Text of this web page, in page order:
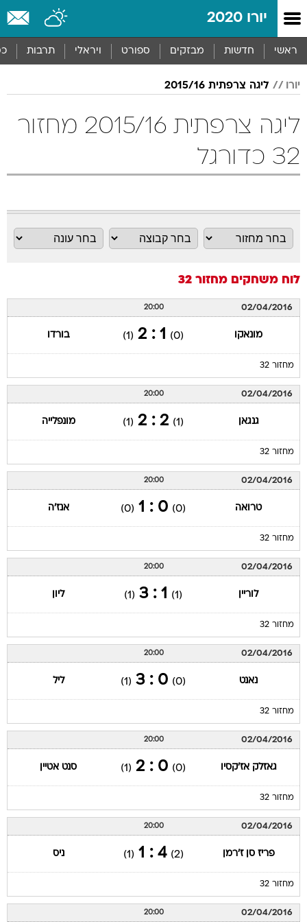
יורו 2020
ראשי חדשות מבזקים ספורט ויראלי תרבות
יורו ליגה צרפתית 2015/16
ליגה צרפתית 2015/16 מחזור
32 כדורגל
לוח משחקים מחזור 32
02/04/2016
20:00
מונאקו (0)
1 : 2
(1) בורדו
מחזור 32
02/04/2016
20:00
גנגאן (1)
2 : 2
(1) מונפלייה
מחזור 32
02/04/2016
20:00
טרואה (0)
0 : 1
(0) אנז'ה
מחזור 32
02/04/2016
20:00
לוריין (1)
1 : 3
(1) ליון
מחזור 32
02/04/2016
20:00
נאנט (0)
0 : 3
(1) ליל
מחזור 32
02/04/2016
20:00
גאזלק אז'קסיו (0)
0 : 2
(1) סנט אטיין
מחזור 32
02/04/2016
20:00
פריז סן ז'רמן (2)
4 : 1
(1) ניס
מחזור 32
02/04/2016
20:00